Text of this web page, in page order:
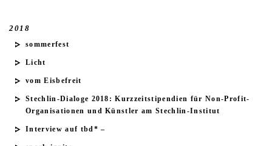
2018
sommerfest
Licht
vomEisbefreit
Stechlin-Dialoge 2018: Kurzzeitstipendien für Non-Profit-
Organisationen und Künstler am Stechlin-Institut
Interview auf tbd* –